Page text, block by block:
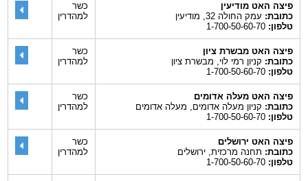
פיצה האט מודיעין
כתובת:עמק החולה 32, מודיעין
טלפון:1-700-50-60-70
כשר
למהדרין
פיצה האט מבשרת ציון
כתובת:קניון רמי לוי, מבשרת ציון
טלפון:1-700-50-60-70
כשר
למהדרין
פיצה האט מעלה אדומים
כתובת:קניון מעלה אדומים, מעלה אדומים
טלפון:1-700-50-60-70
כשר
למהדרין
פיצה האט ירושלים
כתובת:תחנה מרכזית, ירושלים
טלפון:1-700-50-60-70
כשר
למהדרין